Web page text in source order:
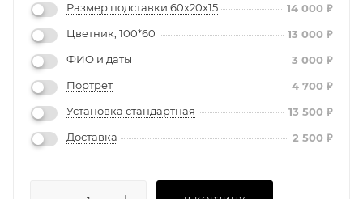
Размер подставки 60х20х15 14 000 ₽
Цветник, 100*60
13 000 ₽
ФИО и даты
3 000 ₽
Портрет
4 700 ₽
Установка стандартная
13 500 ₽
Доставка
2 500 ₽